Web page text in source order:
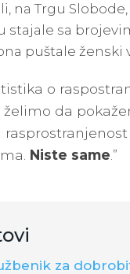
na Trgu
stajale sa
puštale ženski
o
želimo da
Niste same .”
za